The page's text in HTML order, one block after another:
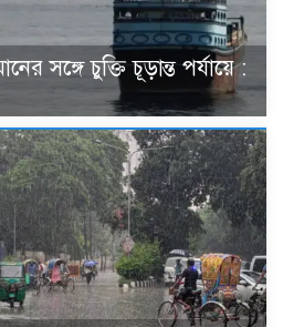
সঙ্গে চুক্তি চূড়ান্ত পর্যায়ে :